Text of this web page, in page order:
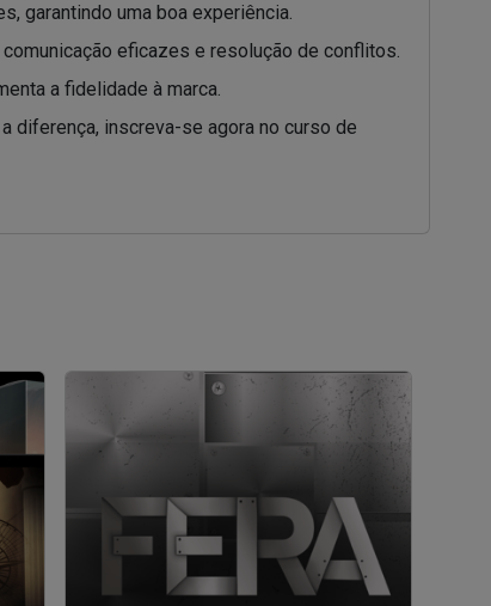
garantindo uma boa experiência.
eficazes e resolução de conflitos.
a fidelidade à marca.
diferença, inscreva-se agora no curso de